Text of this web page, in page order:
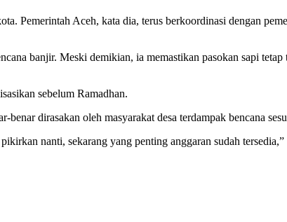
Pemerintah Aceh, kata dia, terus berkoordinasi dengan
banjir. Meski demikian, ia memastikan pasokan sapi tetap
sebelum Ramadhan.
dirasakan oleh masyarakat desa terdampak bencana
nanti, sekarang yang penting anggaran sudah tersedia,”